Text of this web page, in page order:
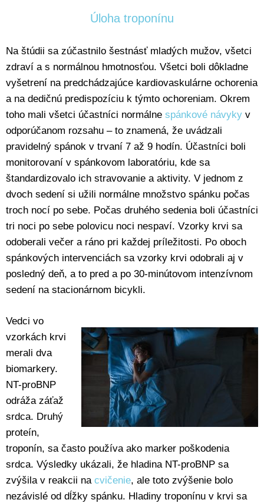
Úloha troponínu
Na štúdii sa zúčastnilo šestnásť mladých mužov, všetci
zdraví a s normálnou hmotnosťou. Všetci boli dôkladne
vyšetrení na predchádzajúce kardiovaskulárne ochorenia
a na dedičnú predispozíciu k týmto ochoreniam. Okrem
toho mali všetci účastníci normálne spánkové návyky v
odporúčanom rozsahu – to znamená, že uvádzali
pravidelný spánok v trvaní 7 až 9 hodín. Účastníci boli
monitorovaní v spánkovom laboratóriu, kde sa
štandardizovalo ich stravovanie a aktivity. V jednom z
dvoch sedení si užili normálne množstvo spánku počas
troch nocí po sebe. Počas druhého sedenia boli účastníci
tri noci po sebe polovicu noci nespaví. Vzorky krvi sa
odoberali večer a ráno pri každej príležitosti. Po oboch
spánkových intervenciách sa vzorky krvi odobrali aj v
posledný deň, a to pred a po 30-minútovom intenzívnom
sedení na stacionárnom bicykli.
Vedci vo
vzorkách krvi
merali dva
biomarkery.
NT-proBNP
odráža záťaž
srdca. Druhý
proteín,
troponín, sa často používa ako marker poškodenia
srdca. Výsledky ukázali, že hladina NT-proBNP sa
zvýšila v reakcii na cvičenie, ale toto zvýšenie bolo
nezávislé od dĺžky spánku. Hladiny troponínu v krvi sa